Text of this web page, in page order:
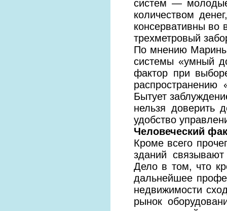
систем —
количеством
консервативны во
трехметровый
По мнению Марины
системы «умный
фактор при
распространению
Бытует
нельзя доверить
удобство
Человеческий
Кроме всего
зданий
Дело в том, что
дальнейшее
недвижимости
рынок